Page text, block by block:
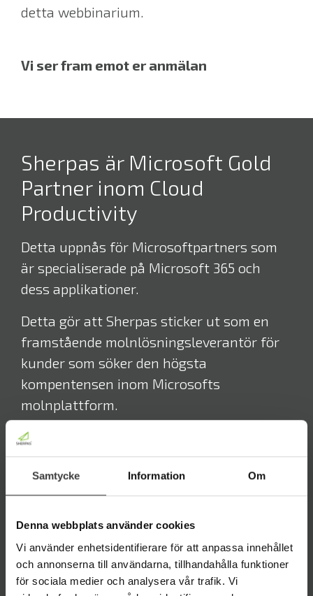
Samtycke Information Om
Denna webbplats använder cookies
Vi använder enhetsidentifierare för att anpassa innehållet
och annonserna till användarna, tillhandahålla funktioner
för sociala medier och analysera vår trafik. Vi
detta webbinarium.
Vi ser fram emot er anmälan
Sherpas är Microsoft Gold
Partner inom Cloud
Productivity
Detta uppnås för Microsoftpartners som
är specialiserade på Microsoft 365 och
dess applikationer.
Detta gör att Sherpas sticker ut som en
framstående molnlösningsleverantör för
kunder som söker den högsta
kompentensen inom Microsofts
molnplattform.
Den certifierade kompetensen uppnåddes
genom att framgångsrikt arbeta med både
små, mellan och stora bolag inom
Microsoft 365 samt att flertalet
Sherpasanställda behövde genomföra och
klara av Microsoft-certifierade prov inom
ämnet.